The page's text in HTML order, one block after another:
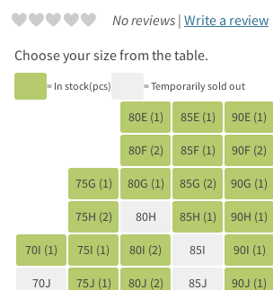
No reviews | Write a review
Choose your size from the table.
= In stock(pcs) = Temporarily sold out
80E (1) 85E (1) 90E (1)
80F (2) 85F (1) 90F (2)
75G (1) 80G (1) 85G (2) 90G (1)
75H (2) 80H 85H (1) 90H (1)
70I (1) 75I (1) 80I (2) 85I 90I (1)
70J 75J (1) 80J (2) 85J 90J (1)